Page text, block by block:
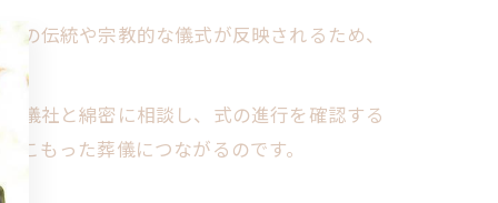
伝統や宗教的な儀式が反映されるため、
儀社と綿密に相談し、式の進行を確認する
もった葬儀につながるのです。